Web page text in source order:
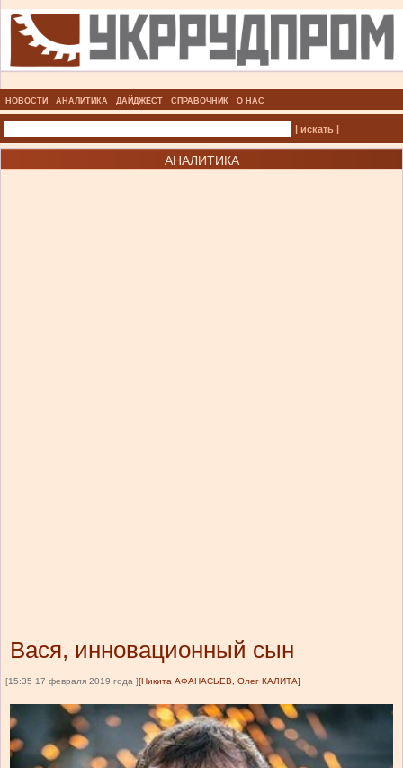
НОВОСТИ АНАЛИТИКА ДАЙДЖЕСТ СПРАВОЧНИК О НАС
| искать |
АНАЛИТИКА
Вася, инновационный сын
[15:35 17 февраля 2019 года ] [Никита АФАНАСЬЕВ, Олег КАЛИТА]